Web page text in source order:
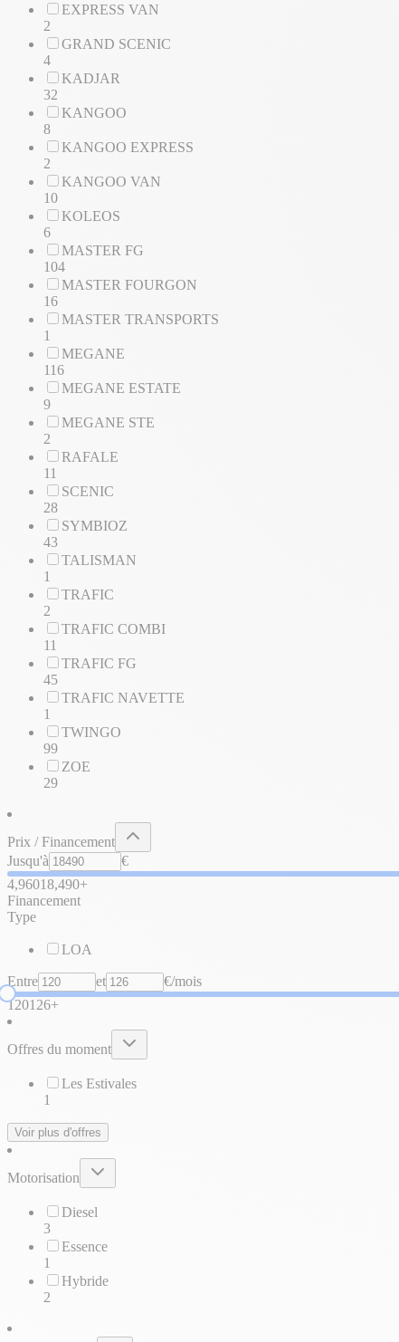
EXPRESS VAN
2
GRAND SCENIC
4
KADJAR
32
KANGOO
8
KANGOO EXPRESS
2
KANGOO VAN
10
KOLEOS
6
MASTER FG
104
MASTER FOURGON
16
MASTER TRANSPORTS
1
MEGANE
116
MEGANE ESTATE
9
MEGANE STE
2
RAFALE
11
SCENIC
28
SYMBIOZ
43
TALISMAN
1
TRAFIC
2
TRAFIC COMBI
11
TRAFIC FG
45
TRAFIC NAVETTE
1
TWINGO
99
ZOE
29
Prix / Financement
Jusqu'à
€
4,96018,490+
Financement
Type
LOA
Entre et
€/mois
120126+
Offres du moment
Les Estivales
1
Voir plus d'offres
Motorisation
Diesel
3
Essence
1
Hybride
2